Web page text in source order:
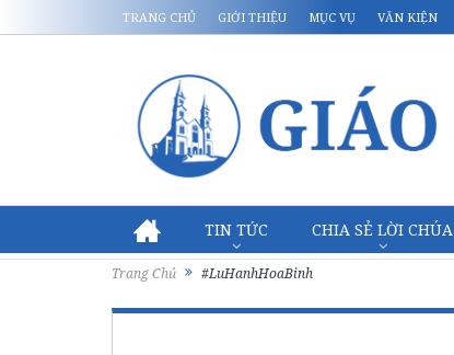
TRANG CHỦ GIỚI THIỆU MỤC VỤ VĂN KIỆN
TIN TỨC CHIA SẺ LỜI CHÚA
Trang Chủ #LuHanhHoaBinh